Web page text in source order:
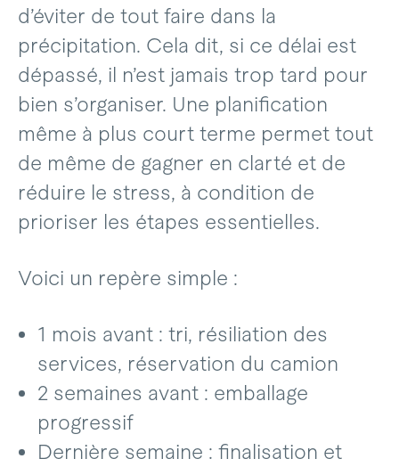
d’éviter de tout faire dans la
précipitation. Cela dit, si ce délai est
dépassé, il n’est jamais trop tard pour
bien s’organiser. Une planification
même à plus court terme permet tout
de même de gagner en clarté et de
réduire le stress, à condition de
prioriser les étapes essentielles.
Voici un repère simple :
1 mois avant : tri, résiliation des
services, réservation du camion
2 semaines avant : emballage
progressif
Dernière semaine : finalisation et